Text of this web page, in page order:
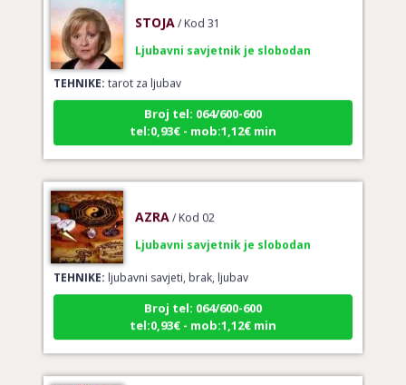
/ Kod 31
Ljubavni savjetnik je slobodan
TEHNIKE:tarot za ljubav
Broj tel: 064/600-600
tel:0,93€ - mob:1,12€ min
/ Kod 02
Ljubavni savjetnik je slobodan
TEHNIKE:ljubavni savjeti, brak, ljubav
Broj tel: 064/600-600
tel:0,93€ - mob:1,12€ min